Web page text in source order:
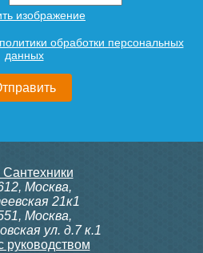
Крышка-сиденье для
унитаза Вэйв с
Подробнее
изображение
политики обработки персональных
данных
, Москва,
21к1
, Москва,
ул. д.7 к.1
руководством